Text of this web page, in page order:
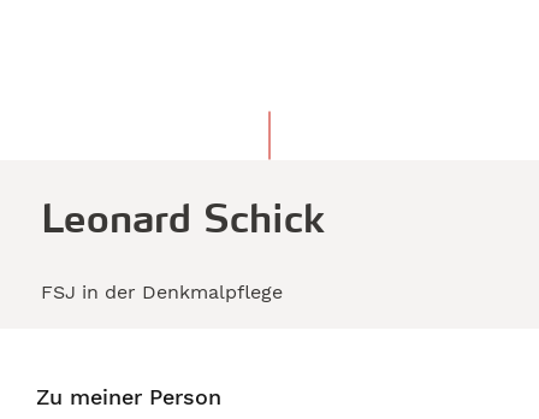
Leonard Schick
FSJ in der Denkmalpflege
Zu meiner Person